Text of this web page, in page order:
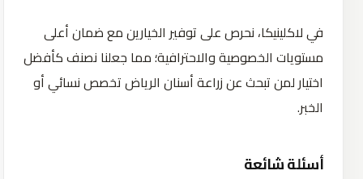
في لاكلينيكا، نحرص على توفير الخيارين مع ضمان أعلى
مستويات الخصوصية والاحترافية؛ مما جعلنا نصنف كأفضل
اختيار لمن تبحث عن زراعة أسنان الرياض تخصص نسائي أو
الخبر.
أسئلة شائعة